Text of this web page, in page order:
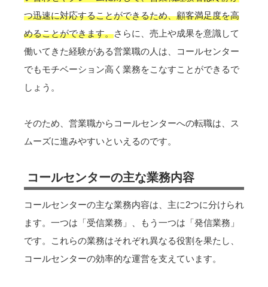
つ迅速に対応することができるため、顧客満足度を高
めることができます。さらに、売上や成果を意識して
働いてきた経験がある営業職の人は、コールセンター
でもモチベーション高く業務をこなすことができるで
しょう。
そのため、営業職からコールセンターへの転職は、ス
ムーズに進みやすいといえるのです。
コールセンターの主な業務内容
コールセンターの主な業務内容は、主に2つに分けられ
ます。一つは「受信業務」、もう一つは「発信業務」
です。これらの業務はそれぞれ異なる役割を果たし、
コールセンターの効率的な運営を支えています。